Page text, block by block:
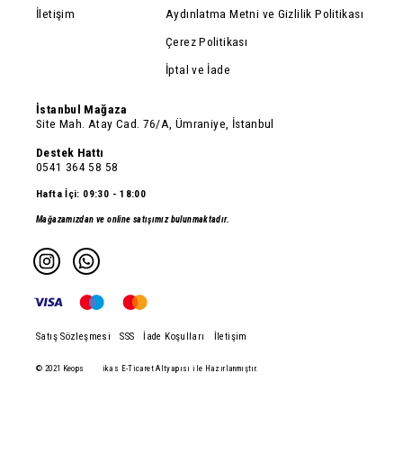
İletişim
Aydınlatma Metni ve Gizlilik Politikası
Çerez Politikası
İptal ve İade
İstanbul Mağaza
Site Mah. Atay Cad. 76/A, Ümraniye, İstanbul
Destek Hattı
0541 364 58 58
Hafta İçi: 09:30 - 18:00
Mağazamızdan ve online satışımız bulunmaktadır.
© 2021 Keops ikas E-Ticaret Altyapısı ile Hazırlanmıştır.
Satış Sözleşmesi SSS İade Koşulları İletişim